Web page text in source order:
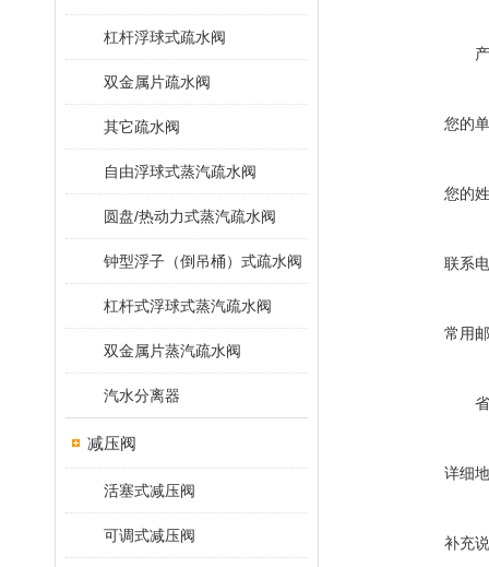
杠杆浮球式疏水阀
双金属片疏水阀
其它疏水阀
自由浮球式蒸汽疏水阀
圆盘/热动力式蒸汽疏水阀
钟型浮子（倒吊桶）式疏水阀
杠杆式浮球式蒸汽疏水阀
双金属片蒸汽疏水阀
汽水分离器
减压阀
活塞式减压阀
可调式减压阀
您的
您的
联系
常用
详细
补充